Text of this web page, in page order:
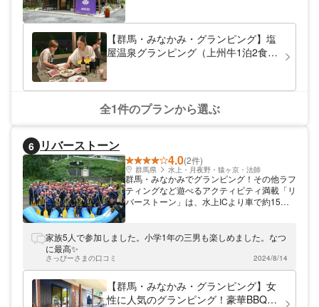
ライベートの源泉湯の温泉風呂が有り内湯と
外湯が設置してあります。 少人数の方や家
族などでご利用するお客様にお勧めです！
【群馬・みなかみ・グランピング】塩
屋温泉グランピング（上州牛1泊2食）
全1件のプランから選ぶ
6 リバーストーン
4.0(2件)
群馬県 水上・月夜野・猿ヶ京・法師
群馬・みなかみでグランピング！その他ラフ
ティングなど遊べるアクティビティ満載「リ
バーストーン」は、水上ICより車で約15分
します。アウトドアフィールドとしての人気
も季節によって様々。ラフティングやキャニ
オニングなどのアクティビティツアーも開催
しているので、ぜひご参加ください。
家族5人で参加しました。小学1年の三男も楽しめました。なつ
に最高✨
さっぴーさまの口コミ 2024/8/14
【群馬・みなかみ・グランピング】女
性に人気のグランピング！豪華BBQ付